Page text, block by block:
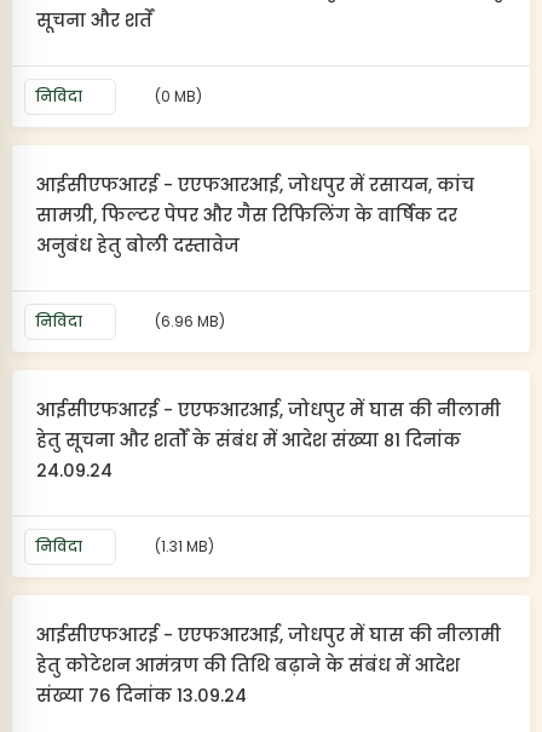
सूचना और शर्तें
निविदा (0 MB)
आईसीएफआरई - एएफआरआई, जोधपुर में रसायन, कांच
सामग्री, फिल्टर पेपर और गैस रिफिलिंग के वार्षिक दर
अनुबंध हेतु बोली दस्तावेज
निविदा (6.96 MB)
आईसीएफआरई - एएफआरआई, जोधपुर में घास की नीलामी
हेतु सूचना और शर्तों के संबंध में आदेश संख्या 81 दिनांक
24.09.24
निविदा (1.31 MB)
आईसीएफआरई - एएफआरआई, जोधपुर में घास की नीलामी
हेतु कोटेशन आमंत्रण की तिथि बढ़ाने के संबंध में आदेश
संख्या 76 दिनांक 13.09.24